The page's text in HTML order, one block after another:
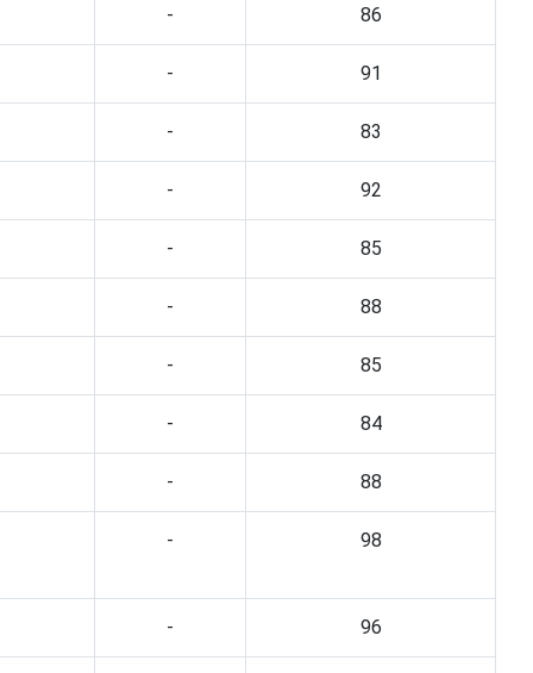
- 86
- 91
- 83
- 92
- 85
- 88
- 85
- 84
- 88
- 98
- 96